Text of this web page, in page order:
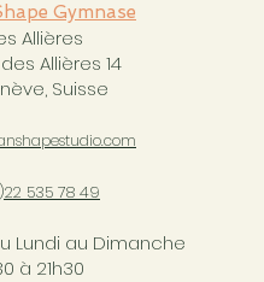
Gymnase
Allières
Allières 14
Suisse
)22 535 78 49
Lundi au Dimanche
à 21h30